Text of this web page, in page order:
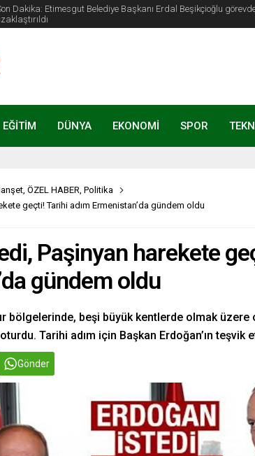
Dakika: Etimesgut Belediye Başkanı Erdal Beşikçioğlu
EĞİTİM DÜNYA EKONOMİ SPOR
, ÖZEL HABER, Politika
geçti! Tarihi adım Ermenistan’da gündem oldu
Paşinyan harekete
gündem oldu
bölgelerinde, beşi büyük kentlerde olmak
Tarihi adım için Başkan Erdoğan’ın teşvik
Gönder